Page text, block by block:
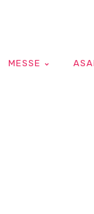
MESSE